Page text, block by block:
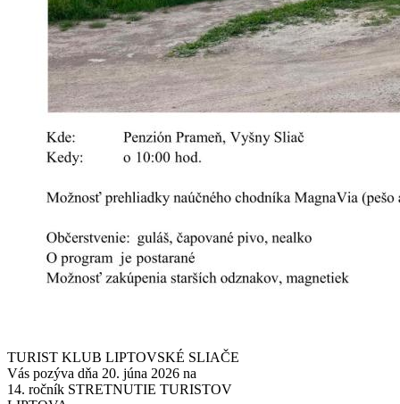
TURIST KLUB LIPTOVSKÉ SLIAČE
Vás pozýva dňa 20. júna 2026 na
14. ročník STRETNUTIE TURISTOV